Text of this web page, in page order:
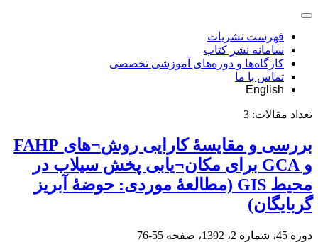
فهرست نشریات
سامانه نشر کتاب
کارگاه‌ها و دوره‌های آموزشی تخصصی
تماس با ما
English
تعداد مقالات: 3
بررسی و مقایسۀ کارایی روش‎¬های FAHP
و GCA برای مکان¬یابی پخش سیلاب در
محیط GIS (مطالعۀ موردی: حوضۀ آبریز
گربایگان)
دوره 45، شماره 2، 1392، صفحه 55-76